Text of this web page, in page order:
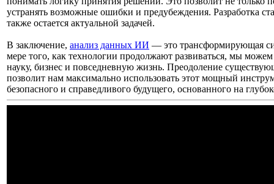
устранять возможные ошибки и предубеждения. Разработка
также остается актуальной задачей.
В заключение, анализ данных ИИ — это трансформирующая
мере того, как технологии продолжают развиваться, мы
науку, бизнес и повседневную жизнь. Преодоление
позволит нам максимально использовать этот мощный
безопасного и справедливого будущего, основанного на